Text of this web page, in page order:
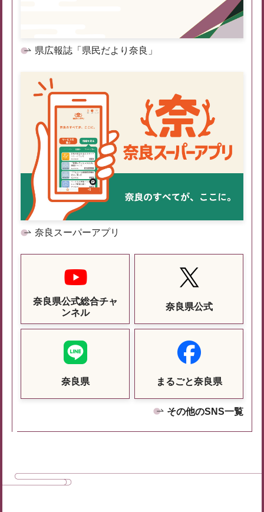
県広報誌「県民だより奈良」
奈良スーパーアプリ
奈良県公式総合チャ
ンネル
奈良県公式
奈良県 まるごと奈良県
その他のSNS一覧